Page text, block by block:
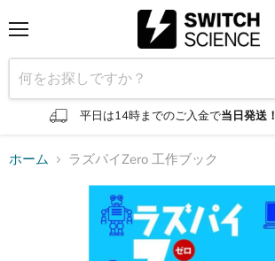
ニ
ュ
ー
平日は14時までのご入金で当日発送！
ホーム ラズパイZero 工作ブック